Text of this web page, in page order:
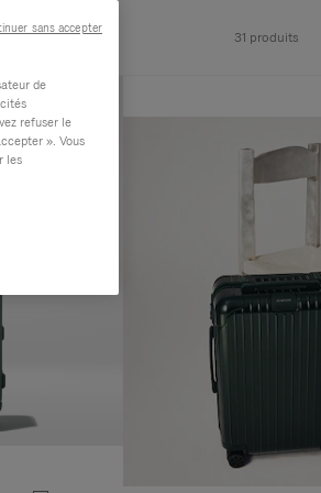
31 produits
de
refuser le
». Vous
les
sans accepter